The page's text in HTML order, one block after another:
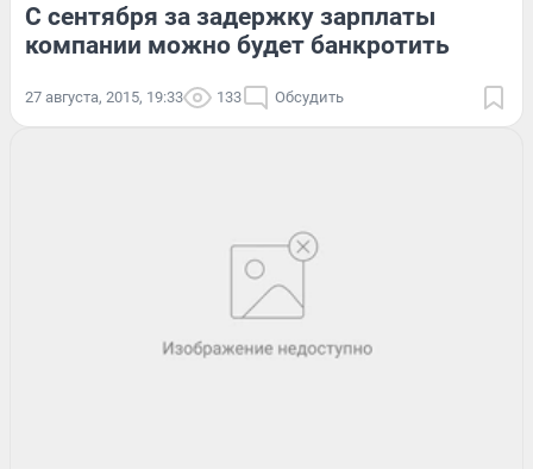
С сентября за задержку зарплаты
компании можно будет банкротить
27 августа, 2015, 19:33 133 Обсудить